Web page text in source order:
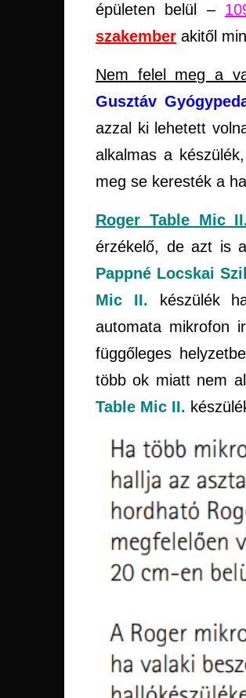
épületen belül –
szakember akitől
Nem felel meg a
Gusztáv
azzal ki lehetett
alkalmas a
meg se keresték a
Roger Table Mic
érzékelő, de azt is
Pappné Locskai
Mic II. készülék
automata mikrofon
függőleges
több ok miatt nem
Table Mic II.